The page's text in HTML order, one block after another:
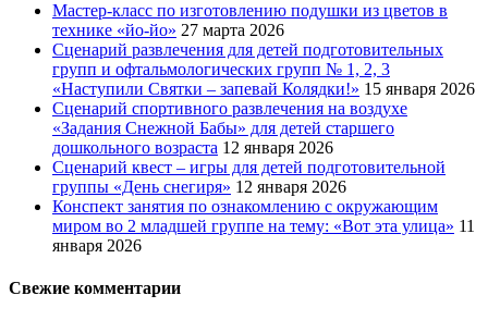
Мастер-класс по изготовлению подушки из цветов в
технике «йо-йо» 27 марта 2026
Сценарий развлечения для детей подготовительных
групп и офтальмологических групп № 1, 2, 3
«Наступили Святки – запевай Колядки!» 15 января 2026
Сценарий спортивного развлечения на воздухе
«Задания Снежной Бабы» для детей старшего
дошкольного возраста 12 января 2026
Сценарий квест – игры для детей подготовительной
группы «День снегиря» 12 января 2026
Конспект занятия по ознакомлению с окружающим
миром во 2 младшей группе на тему: «Вот эта улица» 11
января 2026
Свежие комментарии